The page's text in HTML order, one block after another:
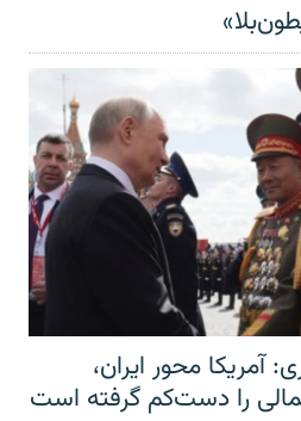
آمریکا محور ایران،
را دست‌کم گرفته است